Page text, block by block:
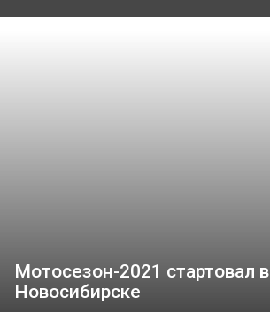
Мотосезон-2021 стартовал в
Новосибирске